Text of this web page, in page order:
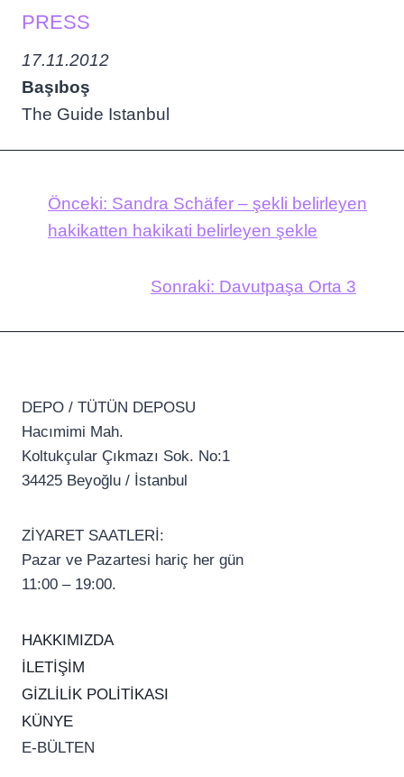
PRESS
17.11.2012
Başıboş
The Guide Istanbul
Önceki: Sandra Schäfer – şekli belirleyen
hakikatten hakikati belirleyen şekle
Sonraki: Davutpaşa Orta 3
DEPO / TÜTÜN DEPOSU
Hacımimi Mah.
Koltukçular Çıkmazı Sok. No:1
34425 Beyoğlu / İstanbul
ZİYARET SAATLERİ:
Pazar ve Pazartesi hariç her gün
11:00 – 19:00.
HAKKIMIZDA
İLETİŞİM
GİZLİLİK POLİTİKASI
KÜNYE
E-BÜLTEN